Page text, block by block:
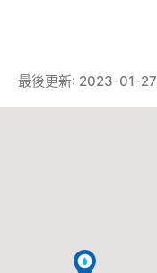
最後更新: 2023-01-27